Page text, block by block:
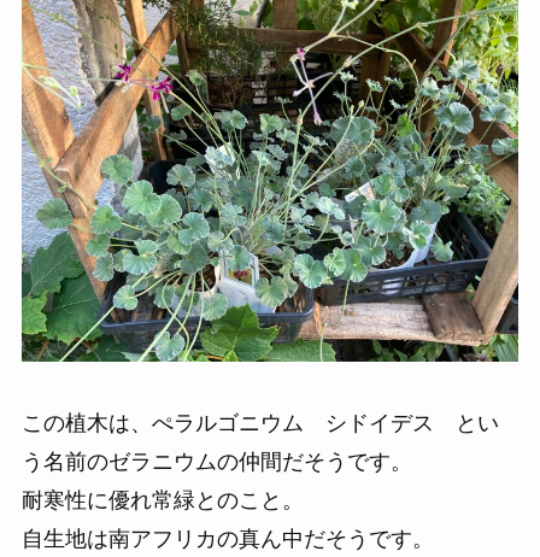
この植木は、ぺラルゴニウム シドイデス とい
う名前のゼラニウムの仲間だそうです。
耐寒性に優れ常緑とのこと。
自生地は南アフリカの真ん中だそうです。